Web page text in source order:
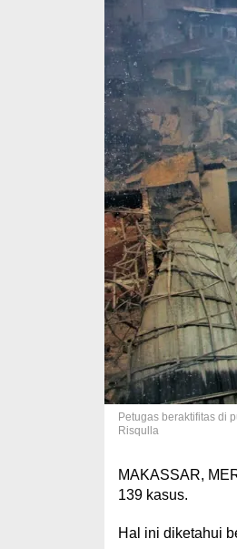
Petugas beraktifitas di
Risqulla
MAKASSAR,
139 kasus.
Hal ini diketahui